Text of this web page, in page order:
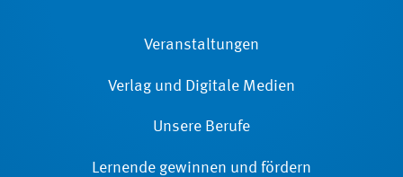
Veranstaltungen
Verlag und Digitale Medien
Unsere Berufe
Lernende gewinnen und fördern